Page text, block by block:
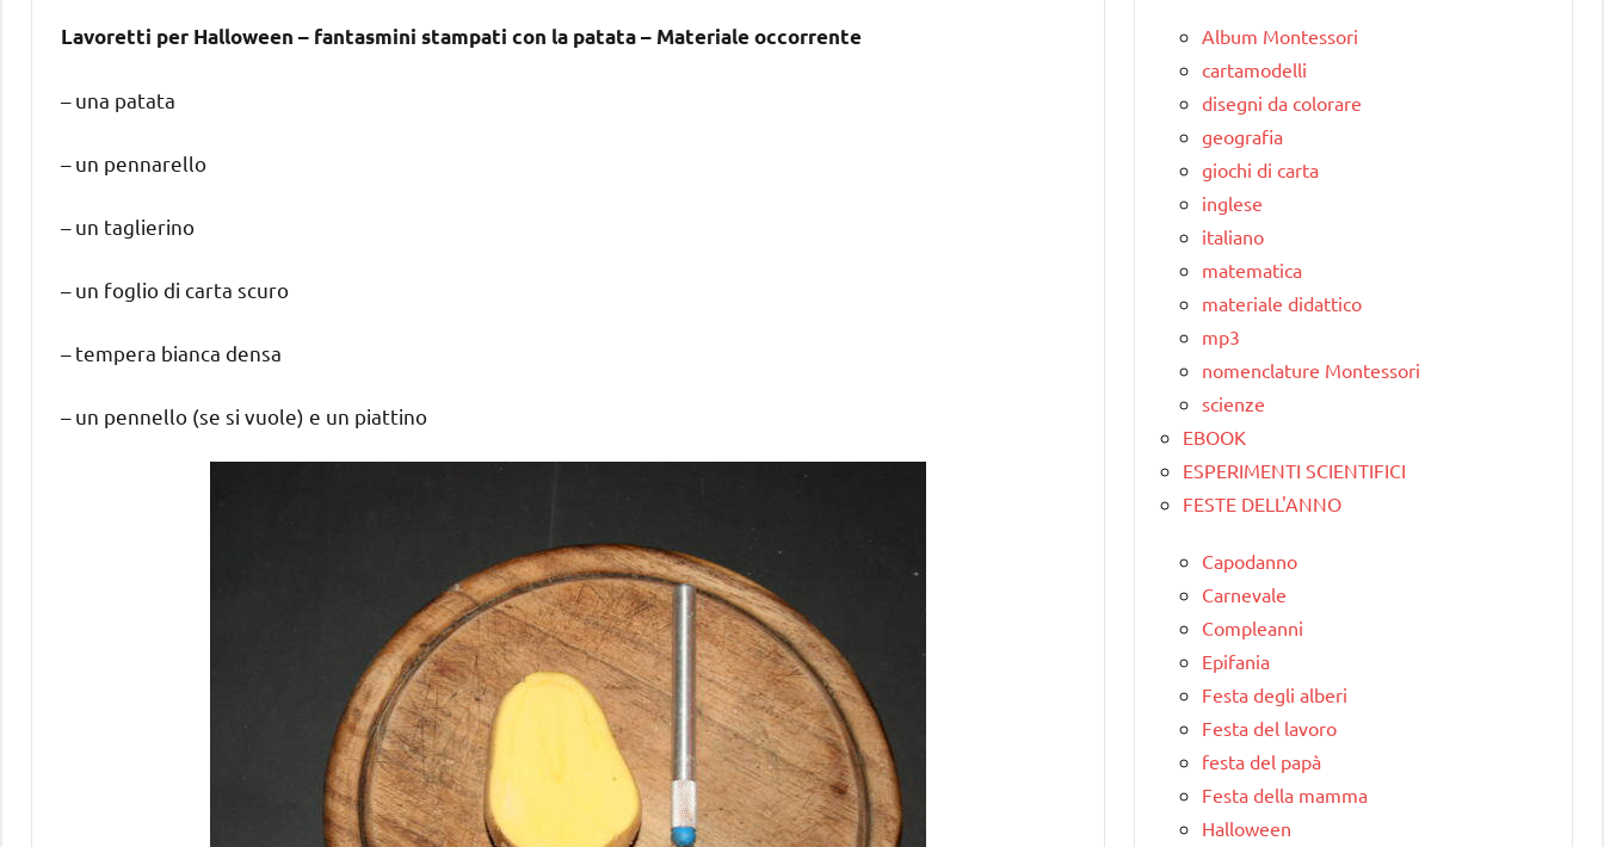
Lavoretti per Halloween – fantasmini stampati con la patata – Materiale occorrente
– una patata
– un pennarello
– un taglierino
– un foglio di carta scuro
– tempera bianca densa
– un pennello (se si vuole) e un piattino
Album Montessori
cartamodelli
disegni da colorare
geografia
giochi di carta
inglese
italiano
matematica
materiale didattico
mp3
nomenclature Montessori
scienze
EBOOK
ESPERIMENTI SCIENTIFICI
FESTE DELL'ANNO
Capodanno
Carnevale
Compleanni
Epifania
Festa degli alberi
Festa del lavoro
festa del papà
Festa della mamma
Halloween